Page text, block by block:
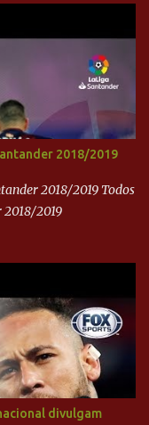
2018/2019
2018/2019 Todos
2018/2019
divulgam